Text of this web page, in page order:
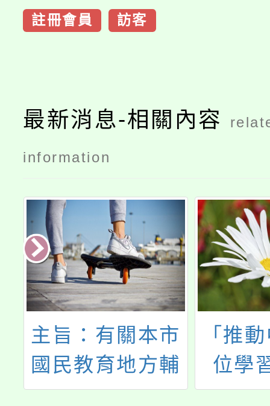
註冊會員 訪客
最新消息-相關內容
information
主旨：有關本市
國民教育地方輔
導團人權教育議
「推
位學
案」